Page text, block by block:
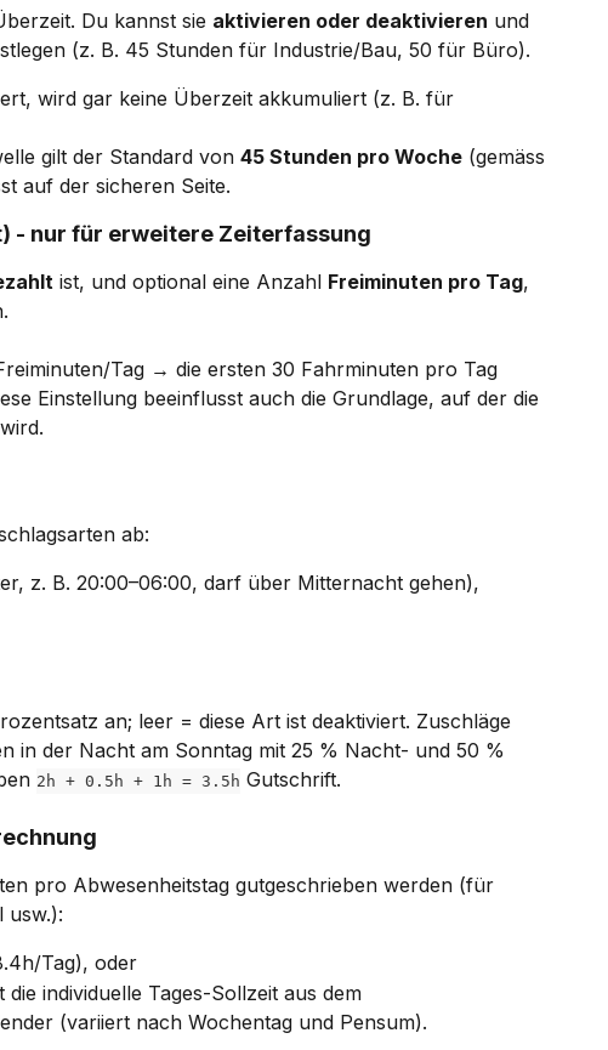
Du kannst sie aktivieren oder deaktivieren und
(z. B. 45 Stunden für Industrie/Bau, 50 für Büro).
wird gar keine Überzeit akkumuliert (z. B. für
gilt der Standard von 45 Stunden pro Woche (gemäss
auf der sicheren Seite.
- nur für erweitere Zeiterfassung
ist, und optional eine Anzahl Freiminuten pro Tag,
Tag → die ersten 30 Fahrminuten pro Tag
Einstellung beeinflusst auch die Grundlage, auf der die
ab:
z. B. 20:00–06:00, darf über Mitternacht gehen),
an; leer = diese Art ist deaktiviert. Zuschläge
in der Nacht am Sonntag mit 25 % Nacht- und 50 %
2h + 0.5h + 1h = 3.5h Gutschrift.
pro Abwesenheitstag gutgeschrieben werden (für
usw.):
Tag), oder
die individuelle Tages-Sollzeit aus dem
(variiert nach Wochentag und Pensum).